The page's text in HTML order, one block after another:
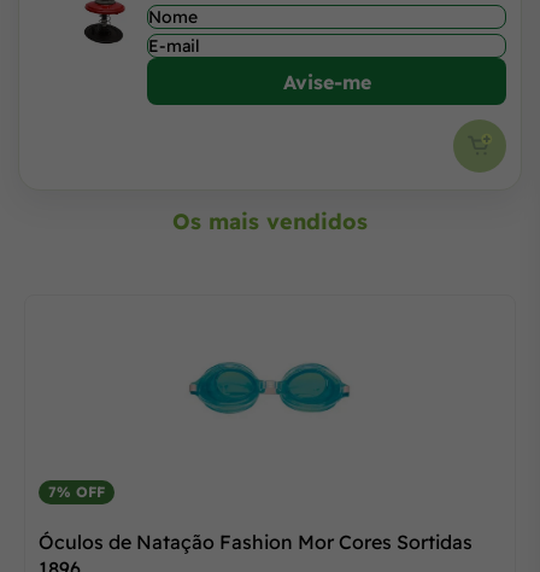
Avise-me
Os mais vendidos
7% OFF
Óculos de Natação Fashion Mor Cores Sortidas